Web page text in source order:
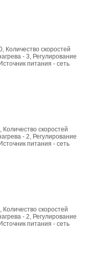
скоростей
- 3, Регулирование
питания - сеть
скоростей
- 2, Регулирование
питания - сеть
скоростей
- 2, Регулирование
питания - сеть